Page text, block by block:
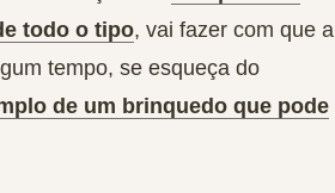
todo o tipo, vai fazer com que a
tempo, se esqueça do
de um brinquedo que pode